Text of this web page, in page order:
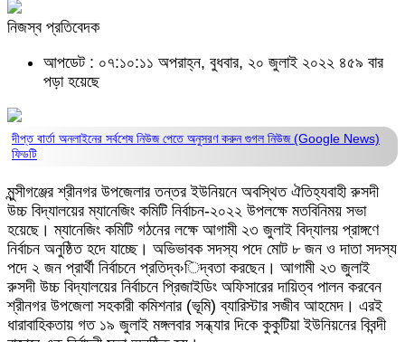
নিজস্ব প্রতিবেদক
আপডেট : ০৭:১০:১১ অপরাহ্ন, বুধবার, ২০ জুলাই ২০২২ ৪৫৯ বার
পড়া হয়েছে
দীপ্ত বার্তা অনলাইনের সর্বশেষ নিউজ পেতে অনুসরণ করুনগুগল নিউজ (Google News)
ফিডটি
মুন্সীগঞ্জের শ্রীনগর উপজেলার তন্তর ইউনিয়নে অবস্থিত ঐতিহ্যবাহী রুসদী
উচ্চ বিদ্যালয়ের ম্যানেজিং কমিটি নির্বাচন-২০২২ উপলক্ষে মতবিনিময় সভা
হয়েছে। ম্যানেজিং কমিটি গঠনের লক্ষে আগামী ২৩ জুলাই বিদ্যালয় প্রাঙ্গণে
নির্বাচন অনুষ্ঠিত হদে যাচ্ছে। অভিভাবক সদস্য পদে মোট ৮ জন ও দাতা সদস্য
পদে ২ জন প্রার্থী নির্বাচনে প্রতিদ্ব›িদ্বতা করছেন। আগামী ২৩ জুলাই
রুসদী উচ্চ বিদ্যালয়ের নির্বাচনে প্রিজাইডিং অফিসারের দায়িত্ব পালন করবেন
শ্রীনগর উপজেলা সহকারী কমিশনার (ভূমি) ব্যারিস্টার সজীব আহমেদ। এরই
ধারাবাহিকতায় গত ১৯ জুলাই মঙ্গলবার সন্ধ্যার দিকে কুকুটিয়া ইউনিয়নের বিবন্দী